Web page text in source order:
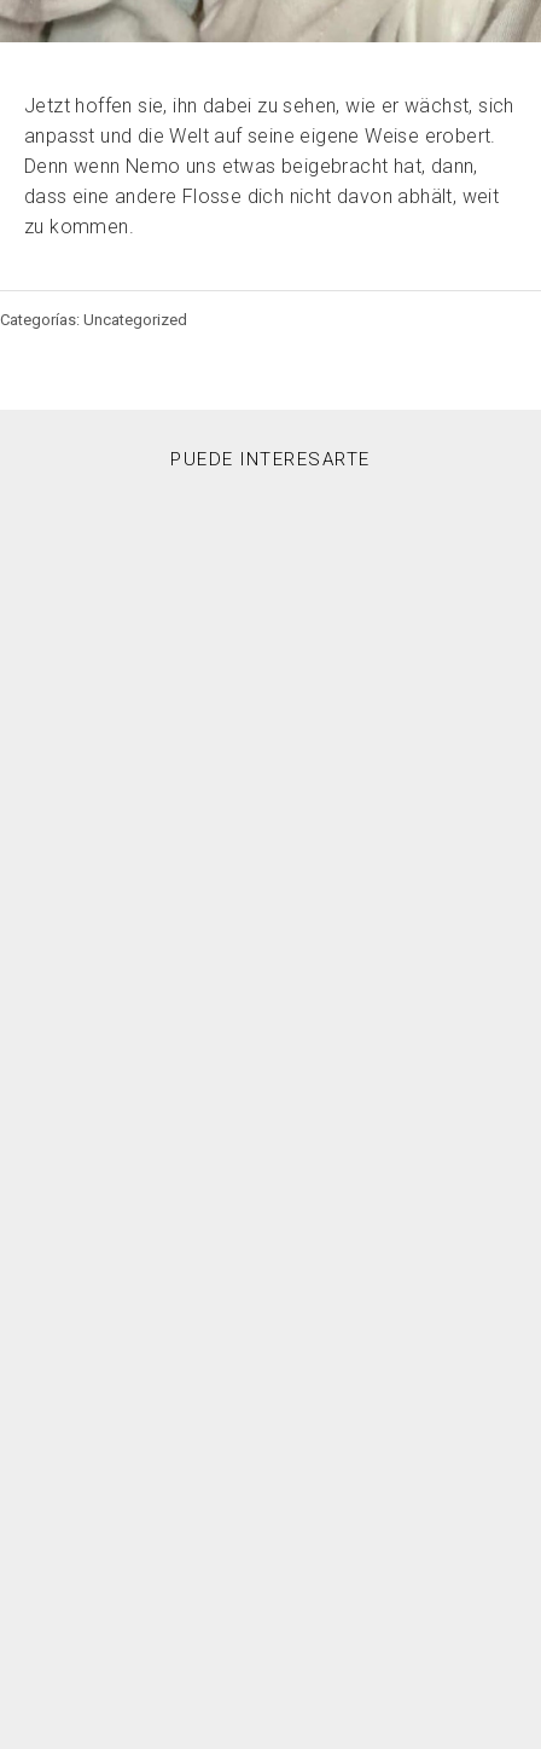
Jetzt hoffen sie, ihn dabei zu sehen, wie er wächst, sich
anpasst und die Welt auf seine eigene Weise erobert.
Denn wenn Nemo uns etwas beigebracht hat, dann,
dass eine andere Flosse dich nicht davon abhält, weit
zu kommen.
Categorías: Uncategorized
PUEDE INTERESARTE